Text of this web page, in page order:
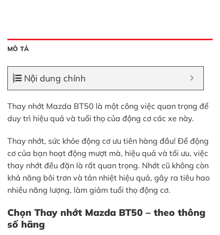
MÔ TẢ
Nội dung chính
Thay nhớt Mazda BT50 là một công việc quan trọng để
duy trì hiệu quả và tuổi thọ của động cơ các xe này.
Thay nhớt, sức khỏe động cơ ưu tiên hàng đầu! Để động
cơ của bạn hoạt động mượt mà, hiệu quả và tối ưu, việc
thay nhớt đều đặn là rất quan trọng. Nhớt cũ không còn
khả năng bôi trơn và tản nhiệt hiệu quả, gây ra tiêu hao
nhiều năng lượng, làm giảm tuổi thọ động cơ.
Chọn Thay nhớt Mazda BT50 – theo thông
số hãng